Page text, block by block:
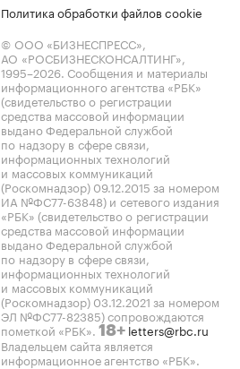
Политика обработки файлов cookie
© ООО «БИЗНЕСПРЕСС»,
АО «РОСБИЗНЕСКОНСАЛТИНГ»,
1995–2026. Сообщения и материалы
информационного агентства «РБК»
(свидетельство о регистрации
средства массовой информации
выдано Федеральной службой
по надзору в сфере связи,
информационных технологий
и массовых коммуникаций
(Роскомнадзор) 09.12.2015 за номером
ИА №ФС77-63848) и сетевого издания
«РБК» (свидетельство о регистрации
средства массовой информации
выдано Федеральной службой
по надзору в сфере связи,
информационных технологий
и массовых коммуникаций
(Роскомнадзор) 03.12.2021 за номером
ЭЛ №ФС77-82385) сопровождаются
пометкой «РБК». 18+ letters@rbc.ru
Владельцем сайта является
информационное агентство «РБК».